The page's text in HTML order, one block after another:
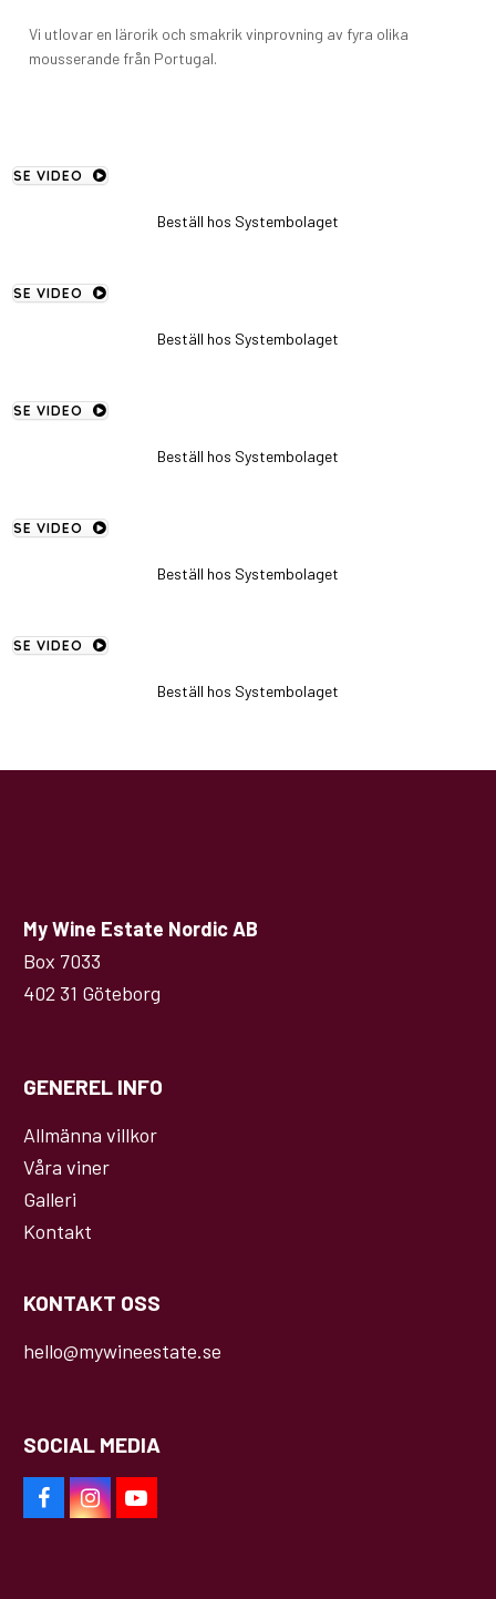
Vi utlovar en lärorik och smakrik vinprovning av fyra olika
mousserande från Portugal.
SE VIDEO
Beställ hos Systembolaget
SE VIDEO
Beställ hos Systembolaget
SE VIDEO
Beställ hos Systembolaget
SE VIDEO
Beställ hos Systembolaget
SE VIDEO
Beställ hos Systembolaget
My Wine Estate Nordic AB
Box 7033
402 31 Göteborg
GENEREL INFO
Allmänna villkor
Våra viner
Galleri
Kontakt
KONTAKT OSS
hello@mywineestate.se
SOCIAL MEDIA
F
I
Y